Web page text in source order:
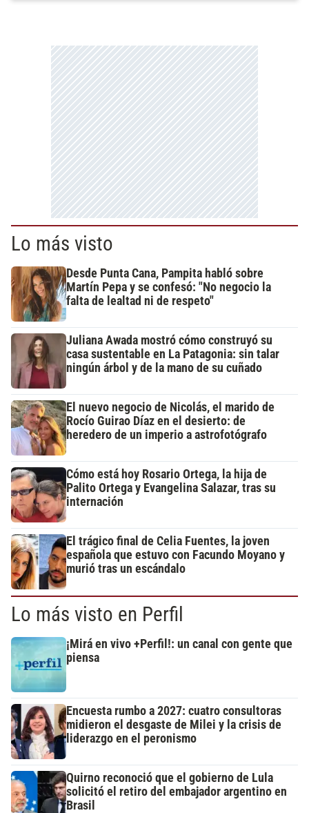
Lo más visto
Desde Punta Cana, Pampita habló sobre
Martín Pepa y se confesó: "No negocio la
falta de lealtad ni de respeto"
Juliana Awada mostró cómo construyó su
casa sustentable en La Patagonia: sin talar
ningún árbol y de la mano de su cuñado
El nuevo negocio de Nicolás, el marido de
Rocío Guirao Díaz en el desierto: de
heredero de un imperio a astrofotógrafo
Cómo está hoy Rosario Ortega, la hija de
Palito Ortega y Evangelina Salazar, tras su
internación
El trágico final de Celia Fuentes, la joven
española que estuvo con Facundo Moyano y
murió tras un escándalo
Lo más visto en Perfil
¡Mirá en vivo +Perfil!: un canal con gente que
piensa
Encuesta rumbo a 2027: cuatro consultoras
midieron el desgaste de Milei y la crisis de
liderazgo en el peronismo
Quirno reconoció que el gobierno de Lula
solicitó el retiro del embajador argentino en
Brasil